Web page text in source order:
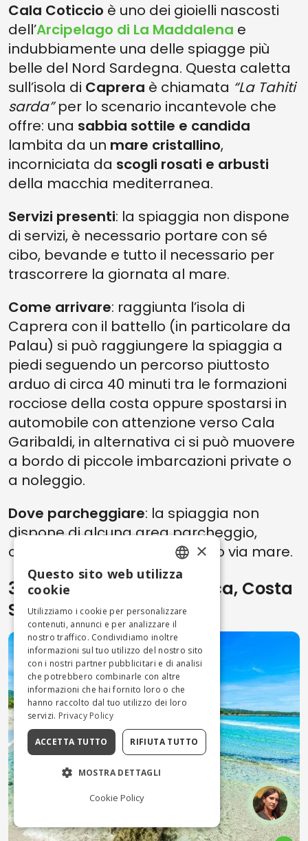
Cala Coticcio è uno dei gioielli nascosti
dell’Arcipelago di La Maddalena e
indubbiamente una delle spiagge più
belle del Nord Sardegna. Questa caletta
sull’isola di Caprera è chiamata “La Tahiti
sarda”per lo scenario incantevole che
offre: una sabbia sottile e candida
lambita da un mare cristallino,
incorniciata da scogli rosati e arbusti
della macchia mediterranea.
Servizi presenti: la spiaggia non dispone
di servizi, è necessario portare con sé
cibo, bevande e tutto il necessario per
trascorrere la giornata al mare.
Come arrivare: raggiunta l’isola di
Caprera con il battello (in particolare da
Palau) si può raggiungere la spiaggia a
piedi seguendo un percorso piuttosto
arduo di circa 40 minuti tra le formazioni
rocciose della costa oppure spostarsi in
automobile con attenzione verso Cala
Garibaldi, in alternativa ci si può muovere
a bordo di piccole imbarcazioni private o
a noleggio.
Dove parcheggiare: la spiaggia non
dispone di alcuna area parcheggio,
consigliabile muoversi a piedi o via mare.
3. Spiaggia di Rena Bianca, Costa
Smeralda
ENGLISH
ITALIAN
×
Questo sito web utilizza
cookie
Utilizziamo i cookie per personalizzare
contenuti, annunci e per analizzare il
nostro traffico. Condividiamo inoltre
informazioni sul tuo utilizzo del nostro sito
con i nostri partner pubblicitari e di analisi
che potrebbero combinarle con altre
informazioni che hai fornito loro o che
hanno raccolto dal tuo utilizzo dei loro
servizi. Privacy Policy
ACCETTA TUTTO RIFIUTA TUTTO
MOSTRA DETTAGLI
Cookie Policy